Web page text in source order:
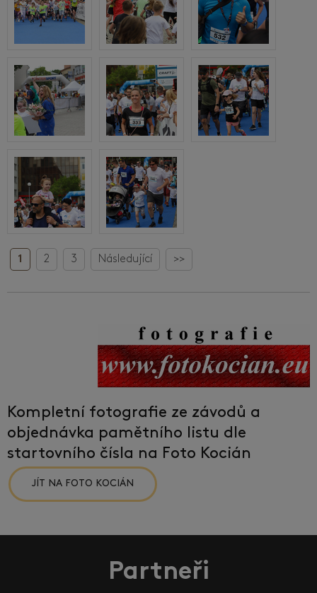
1 2 3 Následující >>
Kompletní fotografie ze závodů a
objednávka pamětního listu dle
startovního čísla na Foto Kocián
JÍT NA FOTO KOCIÁN
Partneři